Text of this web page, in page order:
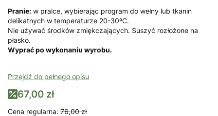
Pranie: w pralce, wybierając program do wełny lub tkanin
delikatnych w temperaturze 20-30ºC.
Nie używać środków zmiękczających. Suszyć rozłożone na
płasko.
Wyprać po wykonaniu wyrobu.
Przejdź do pełnego opisu
67,00 zł
Cena regularna: 76,00 zł